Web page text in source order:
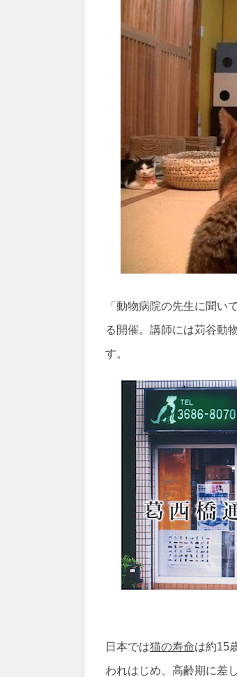
「動物病院の先生に聞い
る開催。講師には苅谷動
す。
日本では猫の寿命は約15
われはじめ、高齢期に差